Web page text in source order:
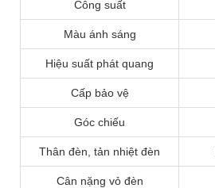
Công suất
Màu ánh sáng
Hiệu suất phát quang
Cấp bảo vệ
Góc chiếu
Thân đèn, tản nhiệt đèn
Cân nặng vỏ đèn